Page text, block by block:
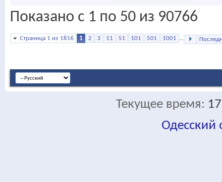
Показано с 1 по 50 из 90766
Страница 1 из 1816 1 2 3 11 51 101 501 1001 ...
Текущее время:
Одесский